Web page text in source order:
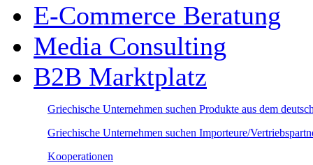
E-Commerce Beratung
Media Consulting
B2B Marktplatz
Griechische Unternehmen suchen Produkte aus dem
Griechische Unternehmen suchen Importeure/
Kooperationen